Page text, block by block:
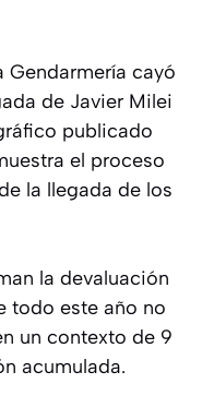
Gendarmería cayó
de Javier Milei
publicado
el proceso
la llegada de los
la devaluación
todo este año no
un contexto de 9
acumulada.